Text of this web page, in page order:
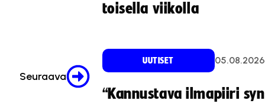
Seuraava
toisella viikolla
UUTISET 05.08.2026
“Kannustava ilmapiiri